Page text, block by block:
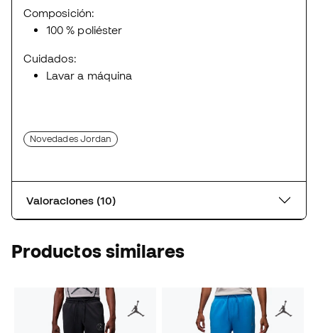
Composición:
100 % poliéster
Cuidados:
Lavar a máquina
Novedades Jordan
Valoraciones (10)
Productos similares